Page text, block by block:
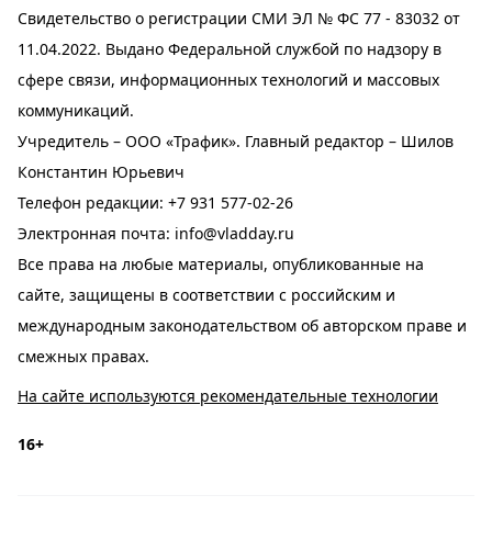
Свидетельство о регистрации СМИ ЭЛ № ФС 77 - 83032 от
11.04.2022. Выдано Федеральной службой по надзору в
сфере связи, информационных технологий и массовых
коммуникаций.
Учредитель – ООО «Трафик». Главный редактор – Шилов
Константин Юрьевич
Телефон редакции: +7 931 577-02-26
Электронная почта: info@vladday.ru
Все права на любые материалы, опубликованные на
сайте, защищены в соответствии с российским и
международным законодательством об авторском праве и
смежных правах.
На сайте используются рекомендательные технологии
16+